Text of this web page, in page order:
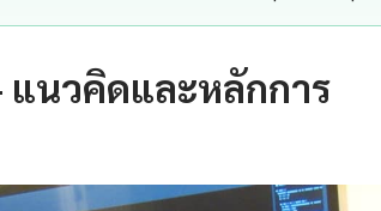
แนวคิดและหลักการ